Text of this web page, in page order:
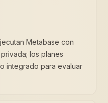
Metabase con
los planes
integrado para evaluar